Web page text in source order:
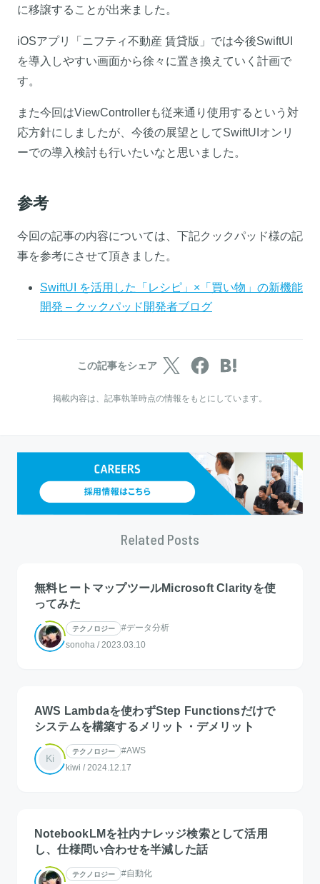
に移譲することが出来ました。
iOSアプリ「ニフティ不動産 賃貸版」では今後SwiftUI
を導入しやすい画面から徐々に置き換えていく計画で
す。
また今回はViewControllerも従来通り使用するという対
応方針にしましたが、今後の展望としてSwiftUIオンリ
ーでの導入検討も行いたいなと思いました。
参考
今回の記事の内容については、下記クックパッド様の記
事を参考にさせて頂きました。
SwiftUI を活用した「レシピ」×「買い物」の新機能
開発 – クックパッド開発者ブログ
この記事をシェア
掲載内容は、記事執筆時点の情報をもとにしています。
Related Posts
無料ヒートマップツールMicrosoft Clarityを使
ってみた
テクノロジー
#データ分析
sonoha / 2023.03.10
AWS Lambdaを使わずStep Functionsだけで
システムを構築するメリット・デメリット
Ki
テクノロジー
#AWS
kiwi / 2024.12.17
NotebookLMを社内ナレッジ検索として活用
し、仕様問い合わせを半減した話
テクノロジー
#自動化